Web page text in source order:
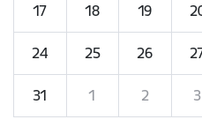
17 18 19
24 25 26
31 1 2 3